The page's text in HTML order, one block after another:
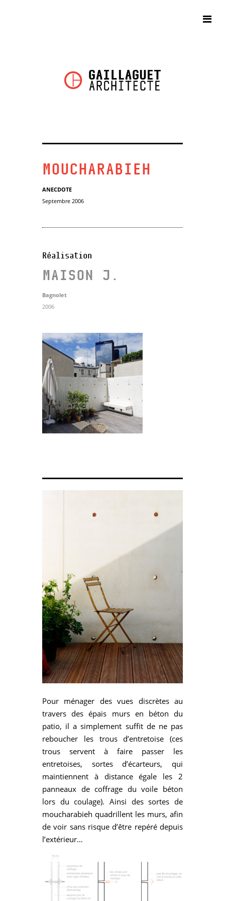
MOUCHARABIEH
ANECDOTE
Septembre 2006
Réalisation
MAISON J.
Bagnolet
2006
Pour ménager des vues discrètes au
travers des épais murs en béton du
patio, il a simplement suffit de ne pas
reboucher les trous d’entretoise (ces
trous servent à faire passer les
entretoises, sortes d’écarteurs, qui
maintiennent à distance égale les 2
panneaux de coffrage du voile béton
lors du coulage). Ainsi des sortes de
moucharabieh quadrillent les murs, afin
de voir sans risque d’être repéré depuis
l’extérieur…